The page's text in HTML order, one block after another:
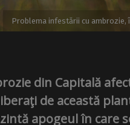
Problema infestării cu ambrozie,
din Capitală
de această
apogeul în care